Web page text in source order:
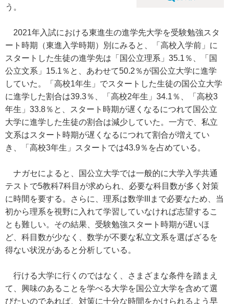
う。
2021年入試における東進生の進学先大学を受験勉強スタ
ート時期（東進入学時期）別にみると、「高校入学前」に
スタートした生徒の進学先は「国公立理系」35.1％、「国
公立文系」15.1％と、あわせて50.2％が国公立大学に進学
していた。「高校1年生」でスタートした生徒の国公立大学
に進学した割合は39.3％、「高校2年生」34.1％、「高校3
年生」33.8％と、スタート時期が遅くなるにつれて国公立
大学に進学した生徒の割合は減少していた。一方で、私立
文系はスタート時期が遅くなるにつれて割合が増えてい
き、「高校3年生」スタートでは43.9％を占めている。
ナガセによると、国公立大学では一般的に大学入学共通
テストで5教科7科目が求められ、必要な科目数が多く対策
に時間を要する。さらに、理系は数学IIIまで必要なため、当
初から理系を視野に入れて学習していなければ志望するこ
とも難しい。その結果、受験勉強スタート時期が遅いほ
ど、科目数が少なく、数学が不要な私立文系を選ばざるを
得ない状況があると分析している。
行ける大学に行くのではなく、さまざまな条件を踏まえ
て、興味のあることを学べる大学を国公立大学を含めて選
びたいのであれば、対策に十分な時間をかけられるよう早